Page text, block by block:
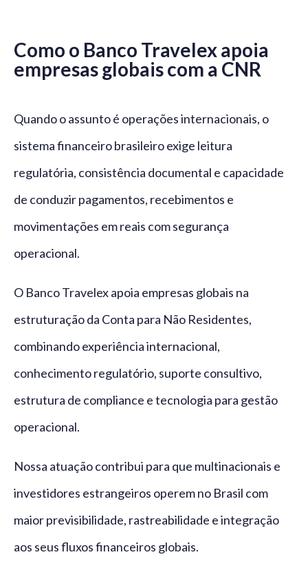
Como o Banco Travelex apoia
empresas globais com a CNR
Quando o assunto é operações internacionais, o
sistema financeiro brasileiro exige leitura
regulatória, consistência documental e capacidade
de conduzir pagamentos, recebimentos e
movimentações em reais com segurança
operacional.
O Banco Travelex apoia empresas globais na
estruturação da Conta para Não Residentes,
combinando experiência internacional,
conhecimento regulatório, suporte consultivo,
estrutura de compliance e tecnologia para gestão
operacional.
Nossa atuação contribui para que multinacionais e
investidores estrangeiros operem no Brasil com
maior previsibilidade, rastreabilidade e integração
aos seus fluxos financeiros globais.